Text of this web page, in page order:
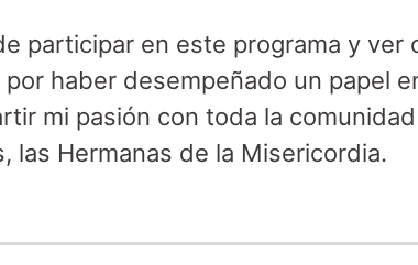
participar en este programa y ver
haber desempeñado un papel
mi pasión con toda la
las Hermanas de la Misericordia.